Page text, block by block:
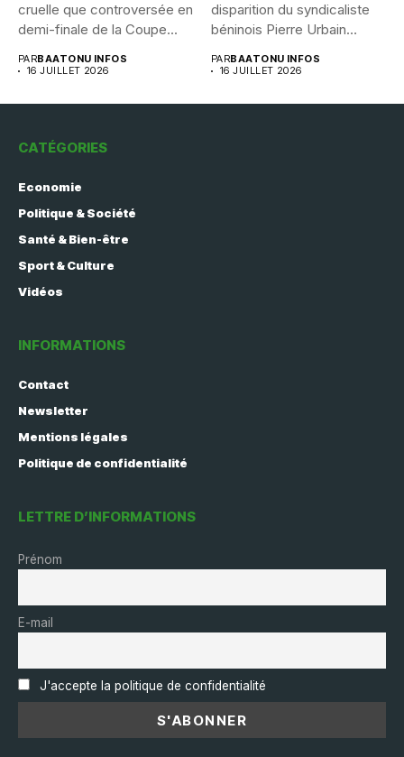
cruelle que controversée en
demi-finale de la Coupe...
PARBAATONU INFOS
16 JUILLET 2026
disparition du syndicaliste
béninois Pierre Urbain
PARBAATONU INFOS
16 JUILLET 2026
CATÉGORIES
Economie
Politique & Société
Santé & Bien-être
Sport & Culture
Vidéos
INFORMATIONS
Contact
Newsletter
Mentions légales
Politique de confidentialité
LETTRE D’INFORMATIONS
Prénom
E-mail
J'accepte la politique de confidentialité